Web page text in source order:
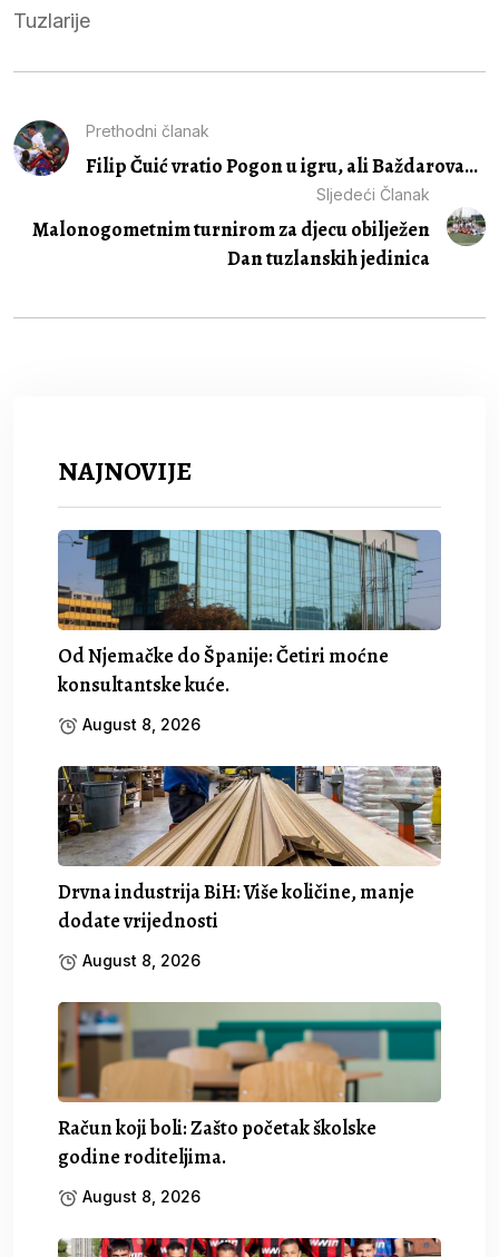
Tuzlarije
Prethodni članak
Filip Čuić vratio Pogon u igru, ali Baždarova...
Sljedeći Članak
Malonogometnim turnirom za djecu obilježen
Dan tuzlanskih jedinica
NAJNOVIJE
Od Njemačke do Španije: Četiri moćne
konsultantske kuće.
August 8, 2026
Drvna industrija BiH: Više količine, manje
dodate vrijednosti
August 8, 2026
Račun koji boli: Zašto početak školske
godine roditeljima.
August 8, 2026